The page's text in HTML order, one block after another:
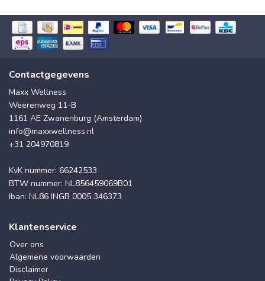
Contactgegevens
Maxx Wellness
Weerenweg 11-B
1161 AE Zwanenburg (Amsterdam)
info@maxxwellness.nl
+31 204970819
KvK nummer: 66242533
BTW nummer: NL856459069B01
Iban: NL86 INGB 0005 346373
Klantenservice
Over ons
Algemene voorwaarden
Disclaimer